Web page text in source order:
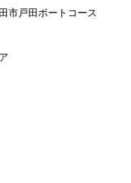
市戸田ボートコース